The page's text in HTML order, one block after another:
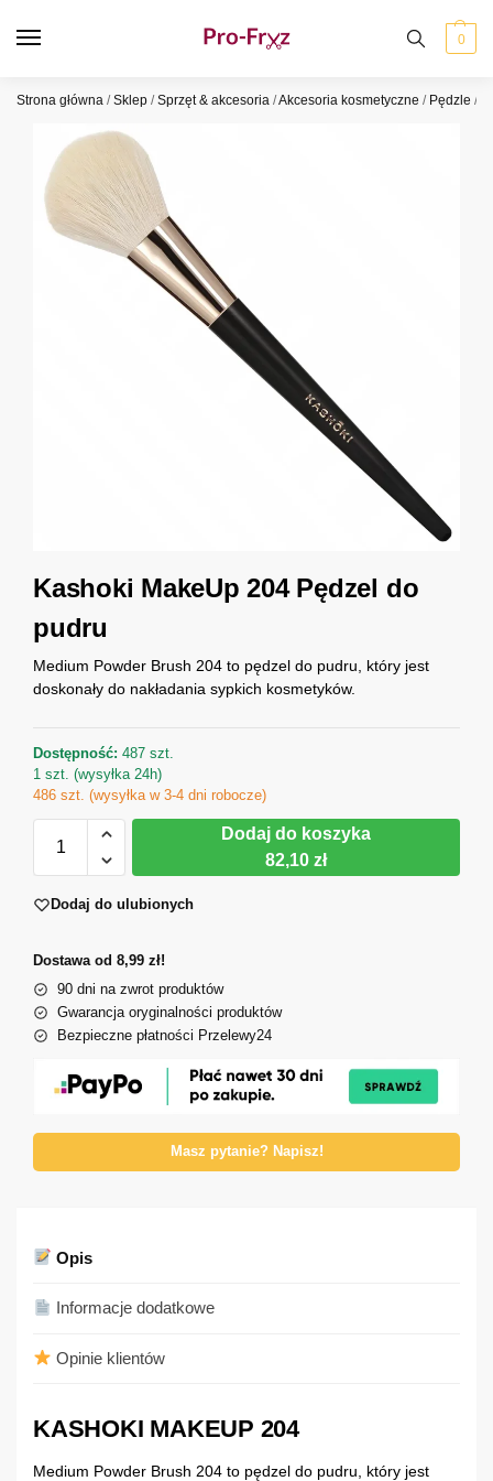
0
Strona główna /Sklep /Sprzęt & akcesoria /Akcesoria kosmetyczne / Pędzle /
Kashoki MakeUp 204 Pędzel do
pudru
Medium Powder Brush 204 to pędzel do pudru, który jest
doskonały do nakładania sypkich kosmetyków.
Dostępność: 487 szt.
1 szt. (wysyłka 24h)
486 szt. (wysyłka w 3-4 dni robocze)
Dodaj do koszyka
82,10 zł
Dodaj do ulubionych
Dostawa od 8,99 zł!
90 dni na zwrot produktów
Gwarancja oryginalności produktów
Bezpieczne płatności Przelewy24
Masz pytanie? Napisz!
Opis
Informacje dodatkowe
Opinie klientów
KASHOKI MAKEUP 204
Medium Powder Brush 204 to pędzel do pudru, który jest